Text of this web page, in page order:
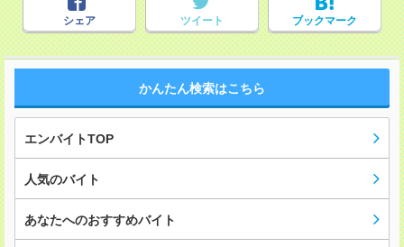
シェア ツイート ブックマーク
かんたん検索はこちら
エンバイトTOP
人気のバイト
あなたへのおすすめバイト